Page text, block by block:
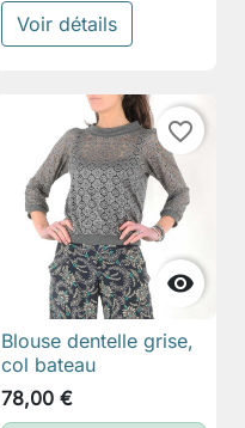
Voir détails

favorite_border
Blouse dentelle grise,
col bateau
78,00 €